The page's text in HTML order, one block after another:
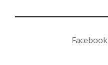
Facebook